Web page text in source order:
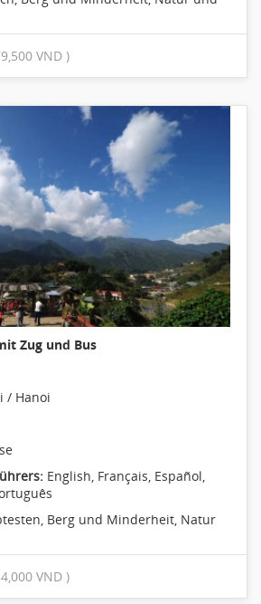
VND )
Zug und Bus
/ Hanoi
English, Français, Español,
Berg und Minderheit Natur
VND )